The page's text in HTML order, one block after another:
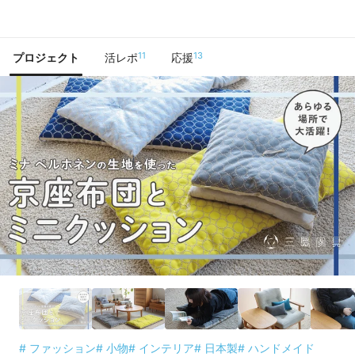
プロジェクト 活レポ11 応援13
# ファッション# 小物# インテリア# 日本製# ハンドメイド